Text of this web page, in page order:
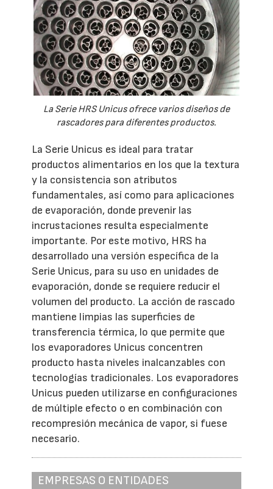
La Serie HRS Unicus ofrece varios diseños de
rascadores para diferentes productos.
La Serie Unicus es ideal para tratar
productos alimentarios en los que la textura
y la consistencia son atributos
fundamentales, así como para aplicaciones
de evaporación, donde prevenir las
incrustaciones resulta especialmente
importante. Por este motivo, HRS ha
desarrollado una versión específica de la
Serie Unicus, para su uso en unidades de
evaporación, donde se requiere reducir el
volumen del producto. La acción de rascado
mantiene limpias las superficies de
transferencia térmica, lo que permite que
los evaporadores Unicus concentren
producto hasta niveles inalcanzables con
tecnologías tradicionales. Los evaporadores
Unicus pueden utilizarse en configuraciones
de múltiple efecto o en combinación con
recompresión mecánica de vapor, si fuese
necesario.
EMPRESAS O ENTIDADES